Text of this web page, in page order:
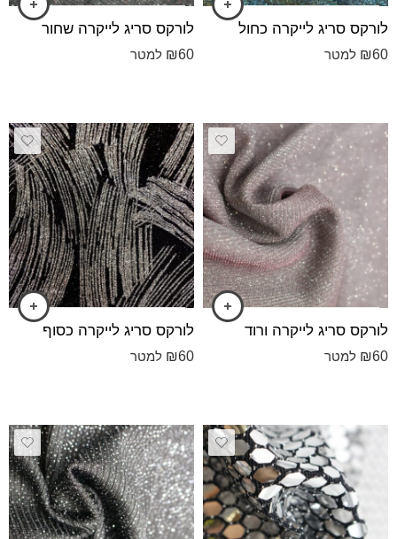
לורקס סריג לייקרה כחול
₪60 למטר
לורקס סריג לייקרה שחור
₪60 למטר
לורקס סריג לייקרה ורוד
₪60 למטר
לורקס סריג לייקרה כסוף
₪60 למטר